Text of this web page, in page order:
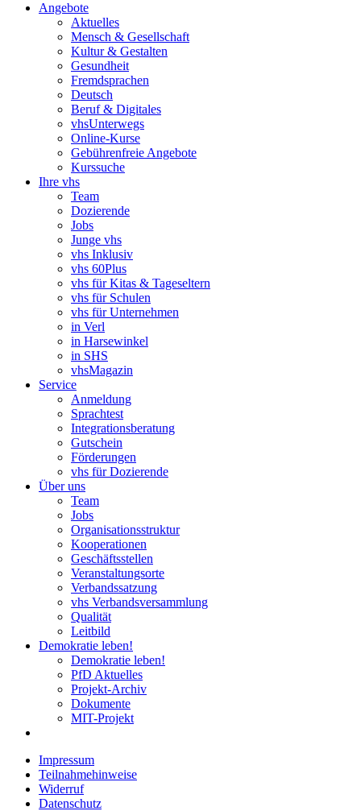
Angebote
Aktuelles
Mensch & Gesellschaft
Kultur & Gestalten
Gesundheit
Fremdsprachen
Deutsch
Beruf & Digitales
vhsUnterwegs
Online-Kurse
Gebührenfreie Angebote
Kurssuche
Ihre vhs
Team
Dozierende
Jobs
Junge vhs
vhs Inklusiv
vhs 60Plus
vhs für Kitas & Tageseltern
vhs für Schulen
vhs für Unternehmen
in Verl
in Harsewinkel
in SHS
vhsMagazin
Service
Anmeldung
Sprachtest
Integrationsberatung
Gutschein
Förderungen
vhs für Dozierende
Über uns
Team
Jobs
Organisationsstruktur
Kooperationen
Geschäftsstellen
Veranstaltungsorte
Verbandssatzung
vhs Verbandsversammlung
Qualität
Leitbild
Demokratie leben!
Demokratie leben!
PfD Aktuelles
Projekt-Archiv
Dokumente
MIT-Projekt
Impressum
Teilnahmehinweise
Widerruf
Datenschutz